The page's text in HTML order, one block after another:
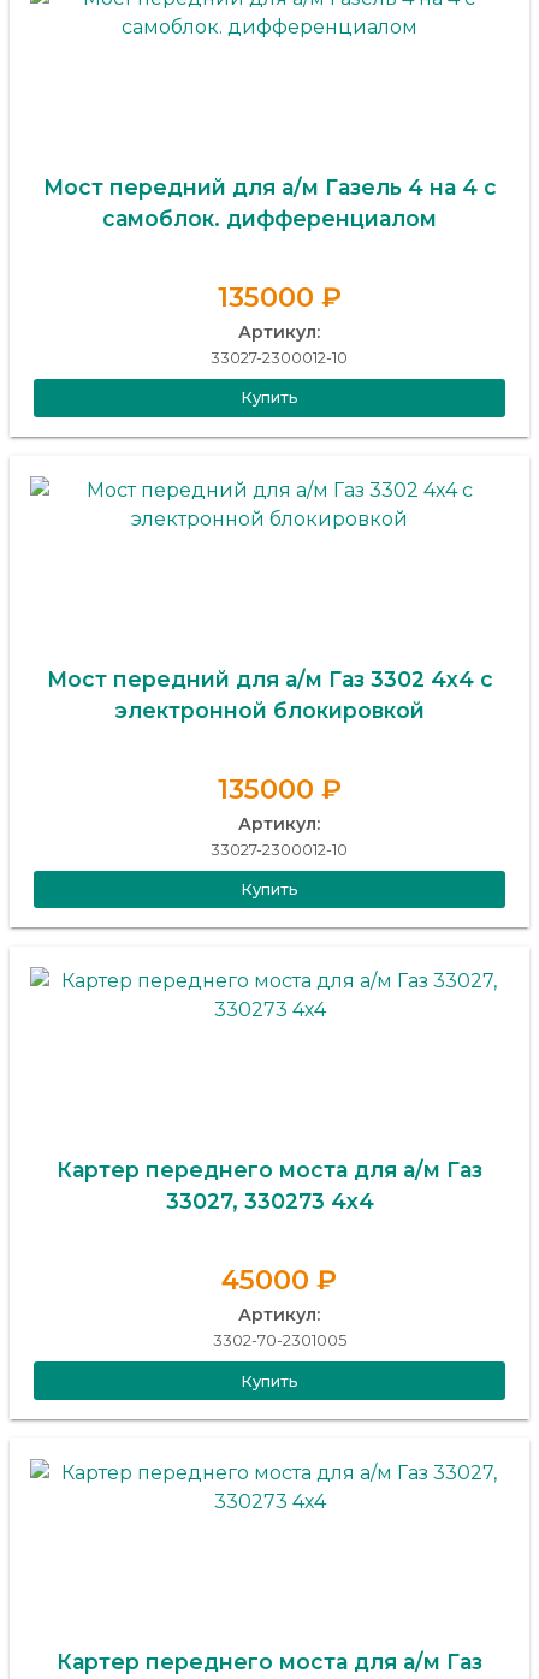
Мост передний для а/м Газель 4 на 4 с
самоблок. дифференциалом
135000 ₽
Артикул:
33027-2300012-10
Купить
Мост передний для а/м Газ 3302 4х4 с
электронной блокировкой
135000 ₽
Артикул:
33027-2300012-10
Купить
Картер переднего моста для а/м Газ
33027, 330273 4х4
45000 ₽
Артикул:
3302-70-2301005
Купить
Картер переднего моста для а/м Газ